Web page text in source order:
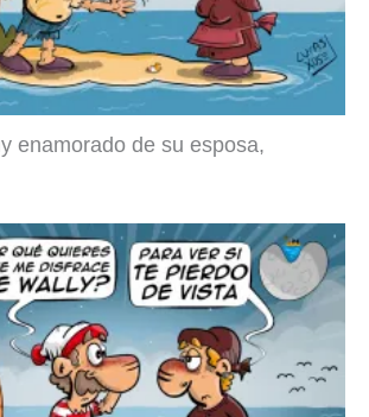
enamorado de su esposa,